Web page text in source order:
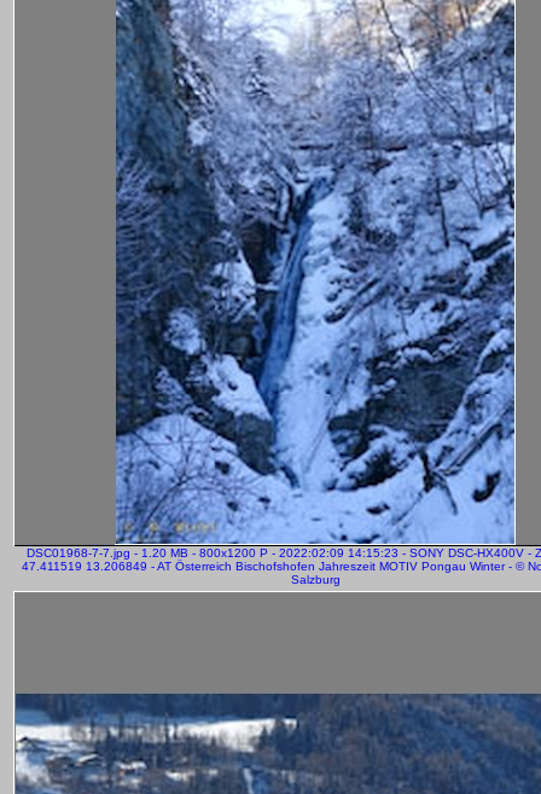
DSC01968-7-7.jpg - 1.20 MB - 800x1200 P - 2022:02:09 14:15:23 - SONY DSC-HX400V -
47.411519 13.206849 - AT Österreich Bischofshofen Jahreszeit MOTIV Pongau Winter - ©
Salzburg